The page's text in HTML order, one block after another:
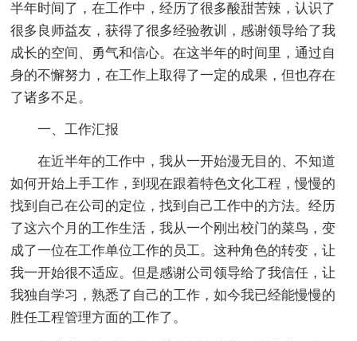
半年时间了，在工作中，经历了很多酸甜苦辣，认识了
很多良师益友，获得了很多经验教训，感谢领导给了我
成长的空间、勇气和信心。在这半年的时间里，通过自
身的不懈努力，在工作上取得了一定的成果，但也存在
了诸多不足。
一、工作汇报
在近半年的工作中，我从一开始漫无目的、不知道
如何开始上手工作，到现在跟着特色文化工程，慢慢的
找到自己在公司的定位，找到自己工作中的方法。经历
了这六个月的工作生活，我从一个刚出校门的菜鸟，变
成了一位在工作单位工作的员工。这种角色的转变，让
我一开始很不适应。但是感谢公司领导给了我信任，让
我独自学习，熟悉了自己的工作，如今我已经能慢慢的
胜任工程管理方面的工作了。